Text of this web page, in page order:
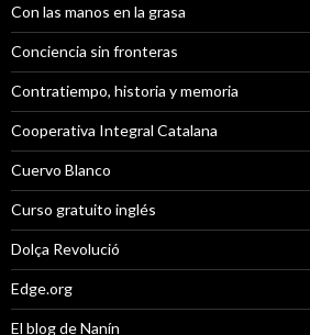
Con las manos en la grasa
Conciencia sin fronteras
Contratiempo, historia y memoria
Cooperativa Integral Catalana
Cuervo Blanco
Curso gratuito inglés
Dolça Revolució
Edge.org
El blog de Nanín